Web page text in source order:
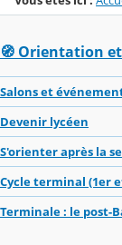
🧭 Orientation
Salons et
Devenir lycéen
S'orienter après la
Cycle terminal (1er
Terminale : le post-